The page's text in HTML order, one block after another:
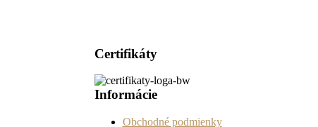
Certifikáty
Informácie
Obchodné podmienky